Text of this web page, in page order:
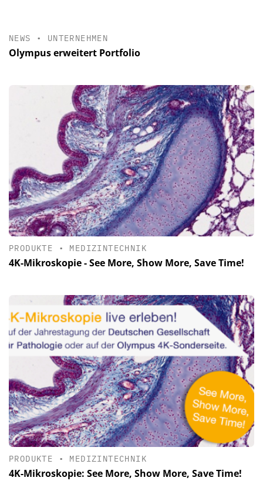
NEWS • UNTERNEHMEN
Olympus erweitert Portfolio
PRODUKTE • MEDIZINTECHNIK
4K-Mikroskopie - See More, Show More, Save Time!
PRODUKTE • MEDIZINTECHNIK
4K-Mikroskopie: See More, Show More, Save Time!